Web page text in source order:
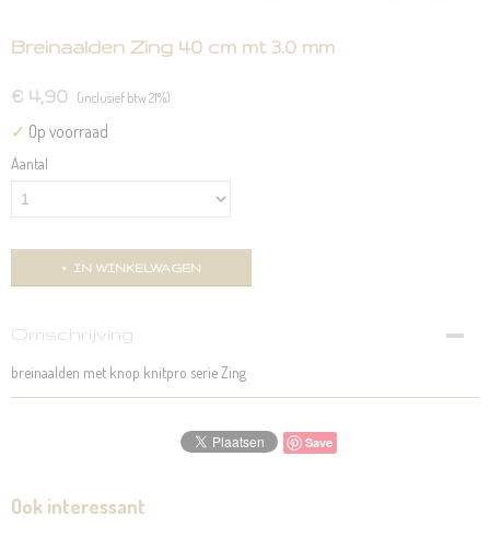
Breinaalden Zing 40 cm mt 3.0 mm
€ 4,90 (inclusief btw 21%)
✓ Op voorraad
Aantal
IN WINKELWAGEN
Omschrijving
breinaalden met knop knitpro serie Zing
Save
Ook interessant